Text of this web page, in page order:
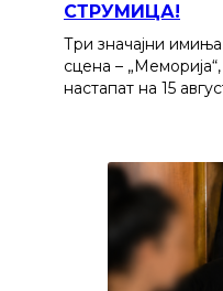
СТРУМИЦА!
Три значајни
сцена –
настапат на 15